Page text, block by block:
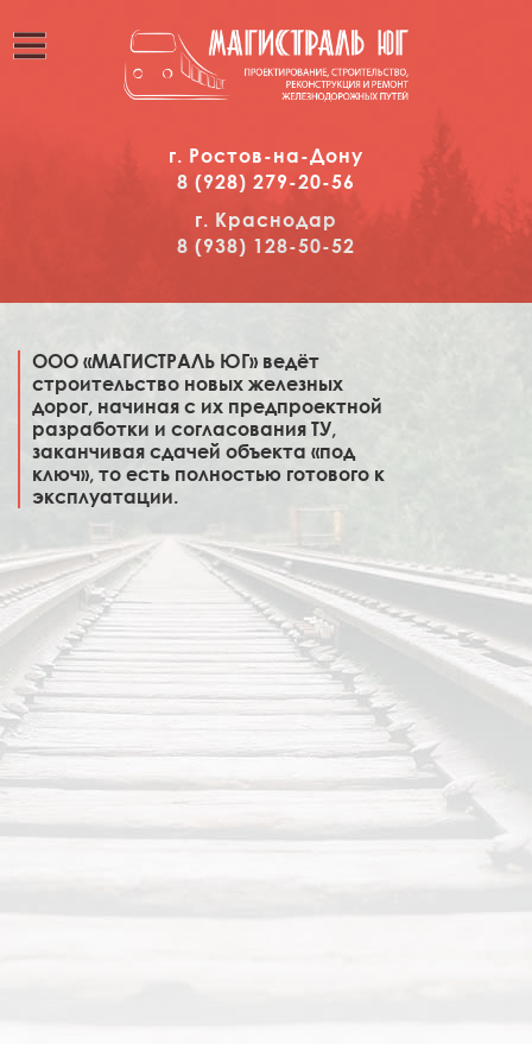
г. Ростов-на-Дону
8 (928) 279-20-56
г. Краснодар
8 (938) 1 28-50-52
ООО «МАГИСТРАЛЬ ЮГ» ведёт
строительство новых железных
дорог, начиная с их предпроектной
разработки и согласования ТУ,
заканчивая сдачей объекта «под
ключ», то есть полностью готового к
эксплуатации.